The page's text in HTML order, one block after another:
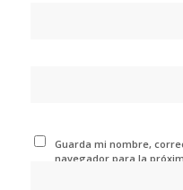
Guarda mi nombre,
navegador para la